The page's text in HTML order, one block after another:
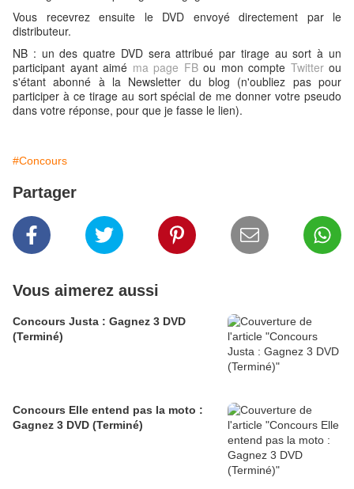
Vous recevrez ensuite le DVD envoyé directement par le
distributeur.
NB : un des quatre DVD sera attribué par tirage au sort à un
participant ayant aimé ma page FB ou mon compte Twitterou
s'étant abonné à la Newsletter du blog (n'oubliez pas pour
participer à ce tirage au sort spécial de me donner votre pseudo
dans votre réponse, pour que je fasse le lien).
#Concours
Partager
Vous aimerez aussi
Concours Justa : Gagnez 3 DVD
(Terminé)
Concours Elle entend pas la moto :
Gagnez 3 DVD (Terminé)